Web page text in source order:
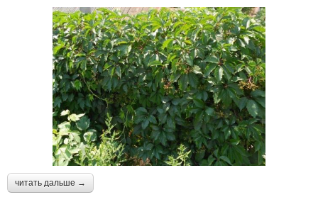
читать дальше →